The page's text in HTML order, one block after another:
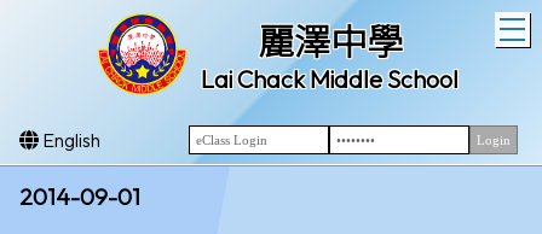
麗澤中學
Lai Chack Middle School
English
2014-09-01